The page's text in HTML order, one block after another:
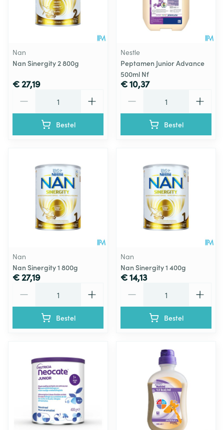
Nan
Nan Sinergity 2 800g
€ 27,19
Bestel
Nestle
Peptamen Junior Advance
500ml Nf
€ 10,37
Bestel
Nan
Nan Sinergity 1 800g
€ 27,19
Bestel
Nan
Nan Sinergity 1 400g
€ 14,13
Bestel